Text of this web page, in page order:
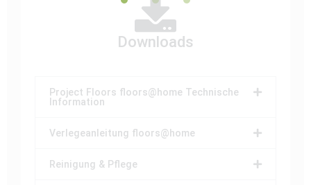
Downloads
Project Floors floors@home Technische
Information
Verlegeanleitung floors@home
Reinigung & Pflege